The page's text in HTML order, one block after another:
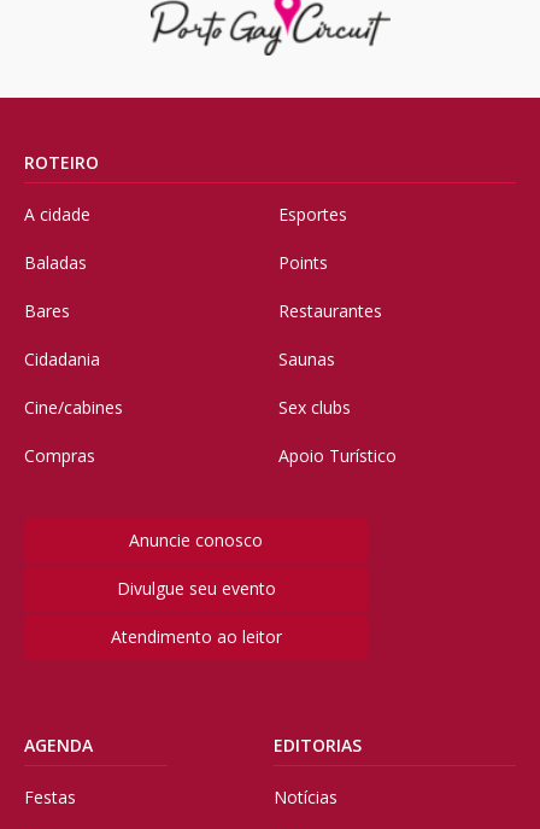
ROTEIRO
A cidade
Baladas
Bares
Cidadania
Cine/cabines
Compras
Esportes
Points
Restaurantes
Saunas
Sex clubs
Apoio Turístico
Anuncie conosco
Divulgue seu evento
Atendimento ao leitor
AGENDA
Festas
EDITORIAS
Notícias